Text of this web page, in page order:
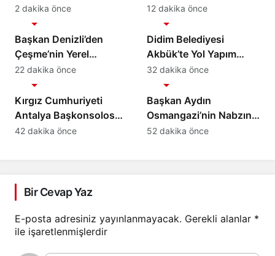
2 dakika önce
başladı
12 dakika önce
Başkan Denizli’den
Çeşme’nin Yerel
Değerlerine Tarımsal
Destek
22 dakika önce
Didim Belediyesi
Akbük’te Yol Yapım
Çalışmalarını
Genişletiyor
32 dakika önce
Kırgız Cumhuriyeti
Antalya Başkonsolosu
Başkan Vekili Özdemir’i
42 dakika önce
Başkan Aydın
Osmangazi’nin Nabzını
Sahada Tuttu
52 dakika önce
Bir Cevap Yaz
E-posta adresiniz yayınlanmayacak. Gerekli alanlar *
ile işaretlenmişlerdir